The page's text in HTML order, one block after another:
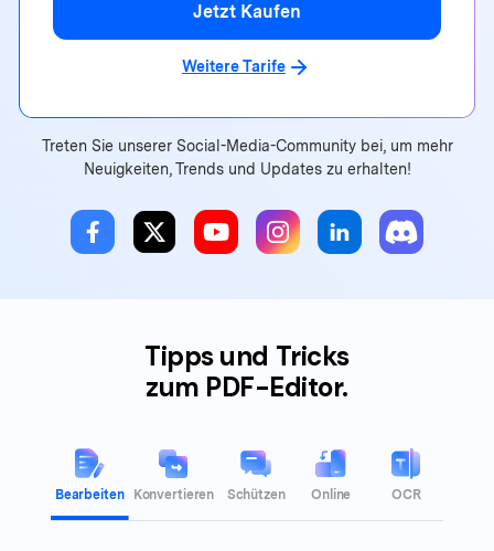
Jetzt Kaufen
Weitere Tarife
Treten Sie unserer Social-Media-Community bei, um mehr
Neuigkeiten, Trends und Updates zu erhalten!
Tipps und Tricks
zum PDF-Editor.
Bearbeiten Konvertieren Schützen Online OCR